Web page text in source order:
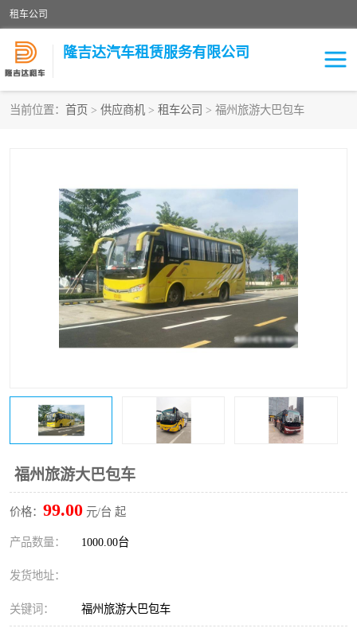
租车公司
隆吉达汽车租赁服务有限公司
当前位置： 首页 > 供应商机 > 租车公司 > 福州旅游大巴包车
福州旅游大巴包车
价格： 99.00 元/台 起
产品数量： 1000.00台
发货地址：
关键词： 福州旅游大巴包车